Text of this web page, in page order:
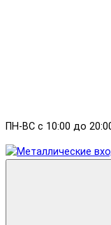
ПН-ВС с 10:00 до